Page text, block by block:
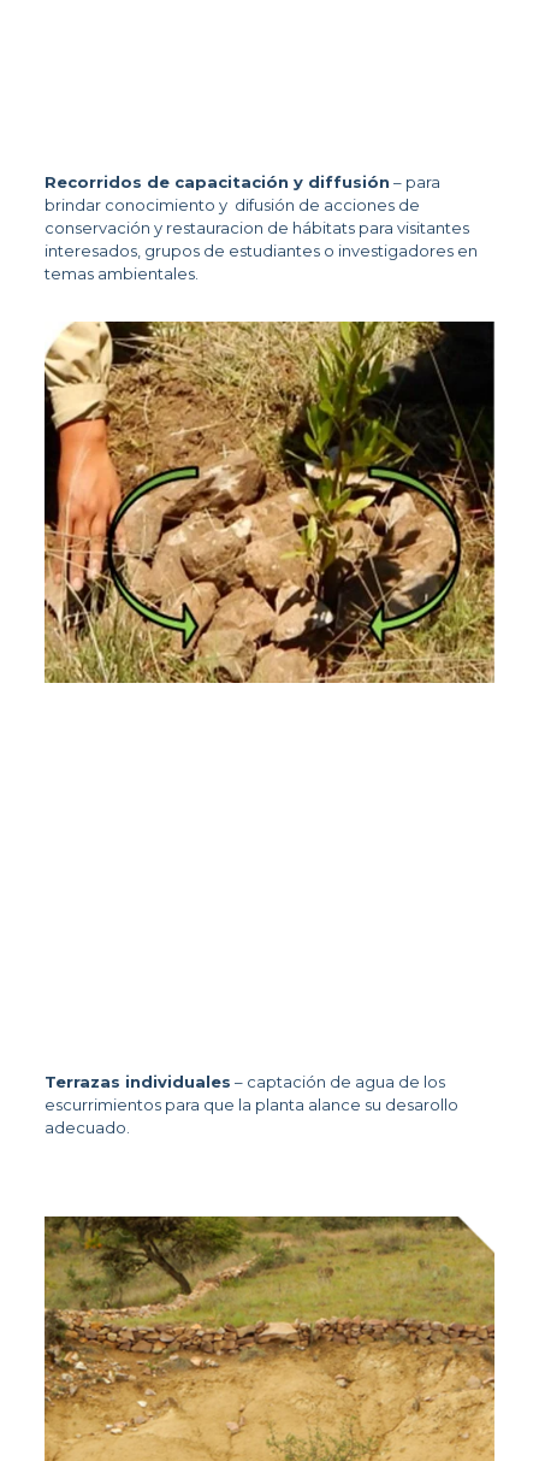
Recorridos de capacitación y diffusión – para
brindar conocimiento y  difusión de acciones de
conservación y restauracion de hábitats para visitantes
interesados, grupos de estudiantes o investigadores en
temas ambientales.
Terrazas individuales – captación de agua de los
escurrimientos para que la planta alance su desarollo
adecuado.